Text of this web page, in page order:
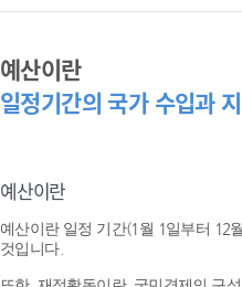
예산이란
일정기간의 국가 수입과
예산이란
예산이란 일정 기간(1월 1일부터 12
것입니다.